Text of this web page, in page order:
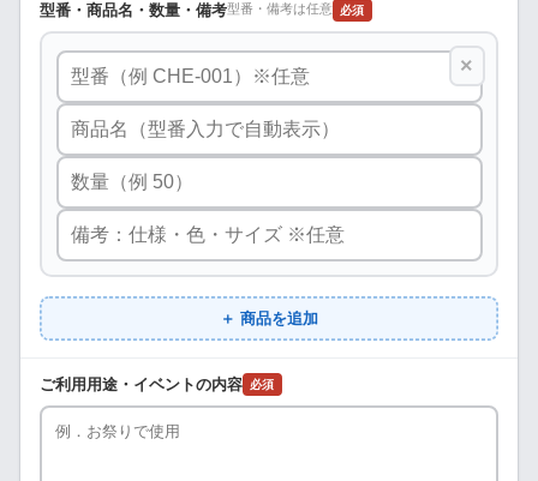
型番・商品名・数量・備考型番・備考は任意 必須
×
＋ 商品を追加
ご利用用途・イベントの内容 必須